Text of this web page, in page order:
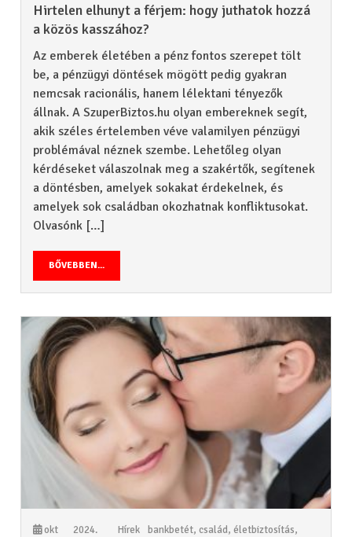
Hirtelen elhunyt a férjem: hogy juthatok hozzá
a közös kasszához?
Az emberek életében a pénz fontos szerepet tölt
be, a pénzügyi döntések mögött pedig gyakran
nemcsak racionális, hanem lélektani tényezők
állnak. A SzuperBiztos.hu olyan embereknek segít,
akik széles értelemben véve valamilyen pénzügyi
problémával néznek szembe. Lehetőleg olyan
kérdéseket válaszolnak meg a szakértők, segítenek
a döntésben, amelyek sokakat érdekelnek, és
amelyek sok családban okozhatnak konfliktusokat.
Olvasónk […]
BŐVEBBEN...
okt
2024.
Hírek bankbetét, család, életbiztosítás,